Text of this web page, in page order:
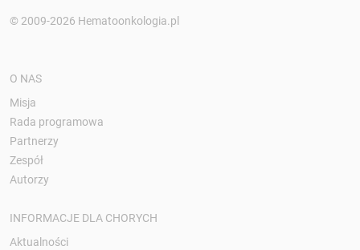
© 2009-2026 Hematoonkologia.pl
O NAS
Misja
Rada programowa
Partnerzy
Zespół
Autorzy
INFORMACJE DLA CHORYCH
Aktualności